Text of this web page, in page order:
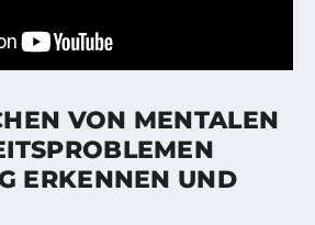
VON MENTALEN
ERKENNEN UND